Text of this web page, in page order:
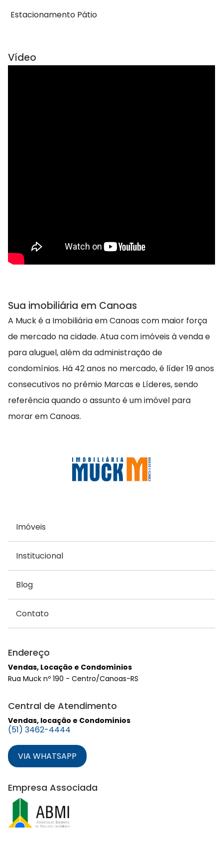
Estacionamento Pátio
Vídeo
Sua imobiliária em Canoas
A Muck é a Imobiliária em Canoas com maior força
de mercado na cidade. Atua com imóveis à venda e
para aluguel, além da administração de
condomínios. Há 42 anos no mercado, é líder 19 anos
consecutivos no prêmio Marcas e Líderes, sendo
referência quando o assunto é um imóvel para
morar em Canoas.
Imóveis
Institucional
Blog
Contato
Endereço
Vendas, Locação e Condomínios
Rua Muck nº 190 - Centro/Canoas-RS
Central de Atendimento
Vendas, locação e Condomínios
(51) 3462-4444
VIA WHATSAPP
Empresa Associada